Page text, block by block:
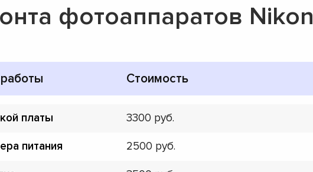
фотоаппаратов Nikon
Стоимость
платы 3300
питания 2500